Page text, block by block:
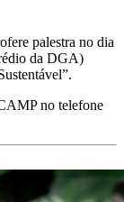
palestra no dia
da DGA)
no telefone